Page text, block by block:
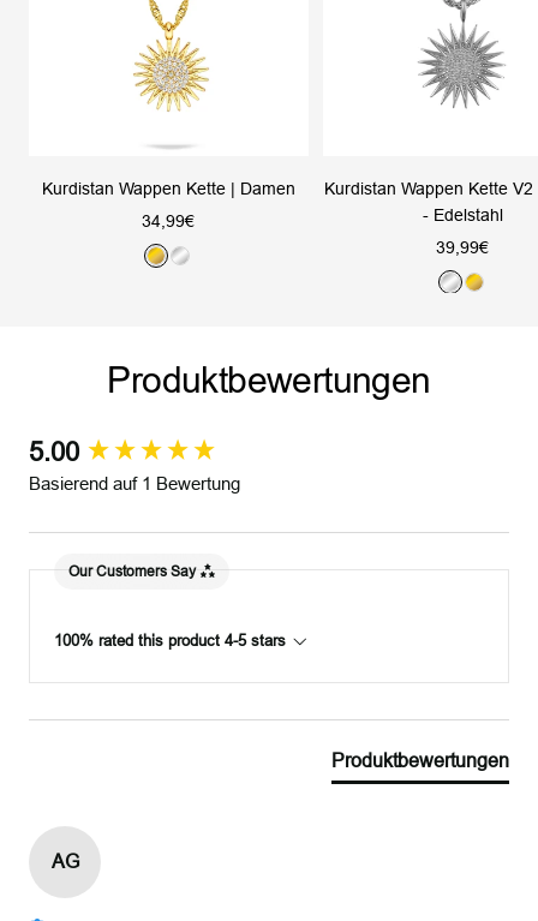
Kurdistan Wappen Kette | Damen
Angebotspreis
34,99€
G S
e
Kurdistan Wappen Kette
- Edelstahl
39,99€
S
G
Produktbewertungen
5.00
Basierend auf 1 Bewertung
Our Customers Say
100% rated this product 4-5 stars
Produktbewertungen
AG
New content loaded